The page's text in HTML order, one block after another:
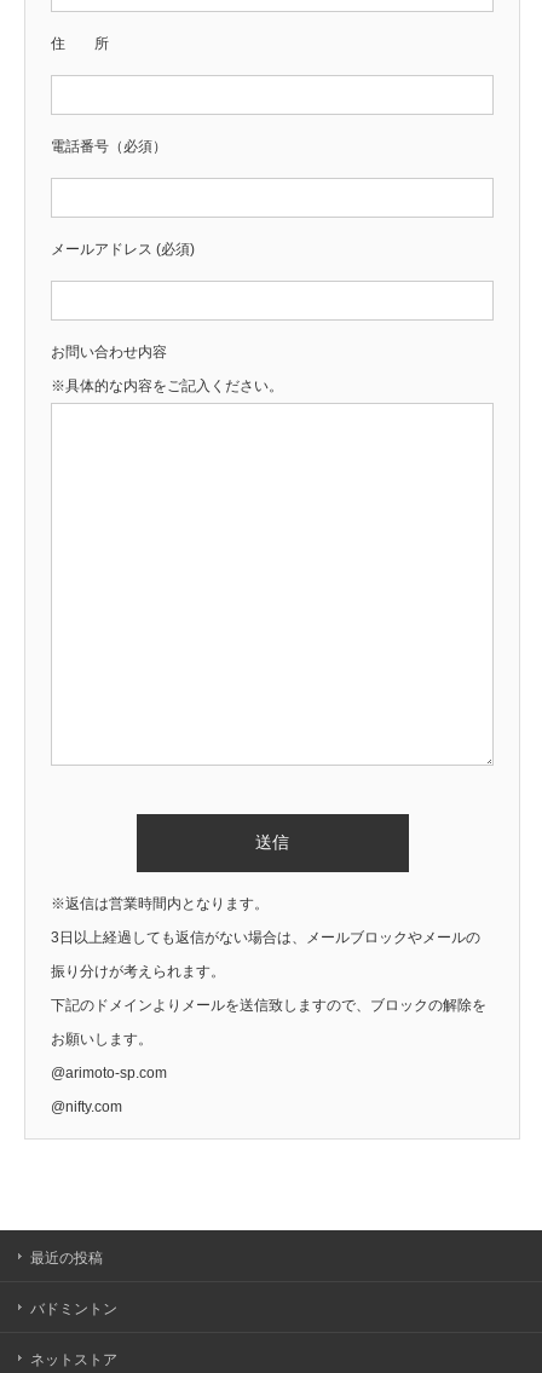
住 所
電話番号（必須）
メールアドレス (必須)
お問い合わせ内容
※具体的な内容をご記入ください。
※返信は営業時間内となります。
3日以上経過しても返信がない場合は、メールブロックやメールの
振り分けが考えられます。
下記のドメインよりメールを送信致しますので、ブロックの解除を
お願いします。
@arimoto-sp.com
@nifty.com
最近の投稿
バドミントン
ネットストア